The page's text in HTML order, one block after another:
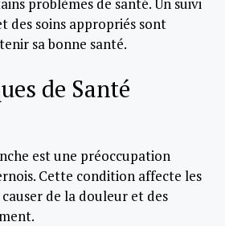
problèmes de santé. Un suivi
des soins appropriés sont
sa bonne santé.
de Santé
est une préoccupation
Cette condition affecte les
de la douleur et des